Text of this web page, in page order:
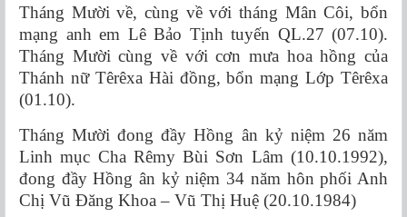
Tháng Mười về, cùng về với tháng Mân Côi, bổn
mạng anh em Lê Bảo Tịnh tuyến QL.27 (07.10).
Tháng Mười cùng về với cơn mưa hoa hồng của
Thánh nữ Têrêxa Hài đồng, bổn mạng Lớp Têrêxa
(01.10).
Tháng Mười đong đầy Hồng ân kỷ niệm 26 năm
Linh mục Cha Rêmy Bùi Sơn Lâm (10.10.1992),
đong đầy Hồng ân kỷ niệm 34 năm hôn phối Anh
Chị Vũ Đăng Khoa – Vũ Thị Huệ (20.10.1984)